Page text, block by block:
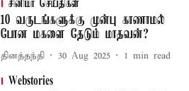
சினிமா செய்திகள்
10 வருடங்களுக்கு முன்பு காணாமல்
போன மகளை தேடும் மாதவன்?
தினத்தந்தி 30 Aug 2025 1 min read
Webstories